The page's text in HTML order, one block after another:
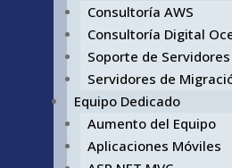
Consultoría AWS
Consultoría Digital
Soporte de
Servidores de
Equipo Dedicado
Aumento del Equipo
Aplicaciones Móviles